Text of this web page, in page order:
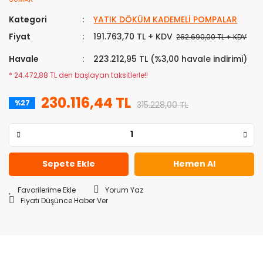
Kategori
YATIK DÖKÜM KADEMELİ POMPALAR
Fiyat
191.763,70 TL + KDV 262.690,00 TL + KDV
Havale 223.212,95 TL (%3,00 havale indirimi)
* 24.472,88 TL den başlayan taksitlerle!!
%27 230.116,44 TL 315.228,00 TL
Sepete Ekle Hemen Al
Yorum Yaz
Fiyatı Düşünce Haber Ver